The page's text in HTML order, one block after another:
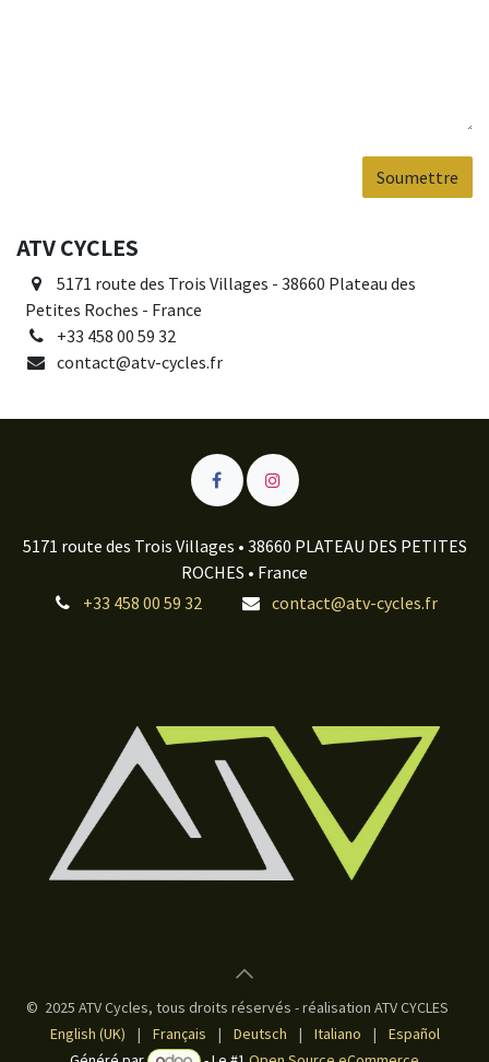
Soumettre
ATV CYCLES
5171 route des Trois Villages - 38660 Plateau des
Petites Roches - France
+33 458 00 59 32
contact@atv-cycles.fr
5171 route des Trois Villages • 38660 PLATEAU DES PETITES
ROCHES • France
+33 458 00 59 32
contact@atv-cycles.fr
© 2025 ATV Cycles, tous droits réservés - réalisation ATV CYCLES
English (UK)
| Français | Deutsch | Italiano |
Español